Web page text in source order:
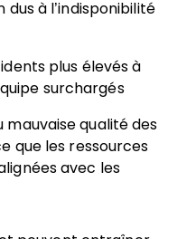
à l’indisponibilité
plus élevés à
surchargés
mauvaise qualité des
que les ressources
avec les